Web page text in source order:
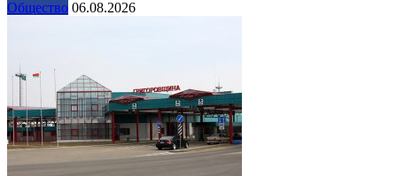
Общество 06.08.2026